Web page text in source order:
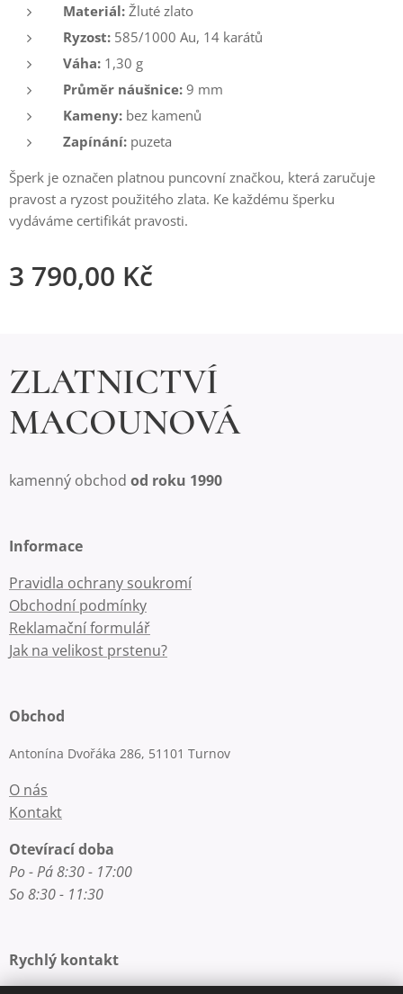
Materiál: Žluté zlato
Ryzost: 585/1000 Au, 14 karátů
Váha: 1,30 g
Průměr náušnice: 9 mm
Kameny: bez kamenů
Zapínání: puzeta
Šperk je označen platnou puncovní značkou, která zaručuje
pravost a ryzost použitého zlata. Ke každému šperku
vydáváme certifikát pravosti.
3 790,00 Kč
ZLATNICTVÍ
MACOUNOVÁ
kamenný obchod od roku 1990
Informace
Pravidla ochrany soukromí
Obchodní podmínky
Reklamační formulář
Jak na velikost prstenu?
Obchod
Antonína Dvořáka 286, 51101 Turnov
O nás
Kontakt
Otevírací doba
Po - Pá 8:30 - 17:00
So 8:30 - 11:30
Rychlý kontakt